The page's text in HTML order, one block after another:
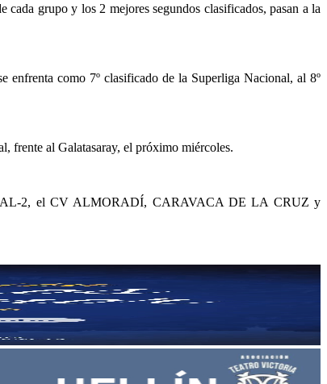
grupo y los 2 mejores segundos clasificados, pasan a la
como 7º clasificado de la Superliga Nacional, al 8º
frente al Galatasaray, el próximo miércoles.
2, el CV ALMORADÍ, CARAVACA DE LA CRUZ y